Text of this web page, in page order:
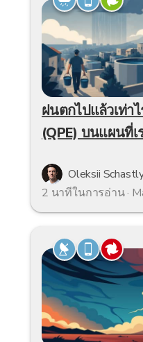
ฝนตกไปแล้วเท่า
(QPE) บนแผนที่เ
Oleksii
2 นาทีในการอ่าน ·